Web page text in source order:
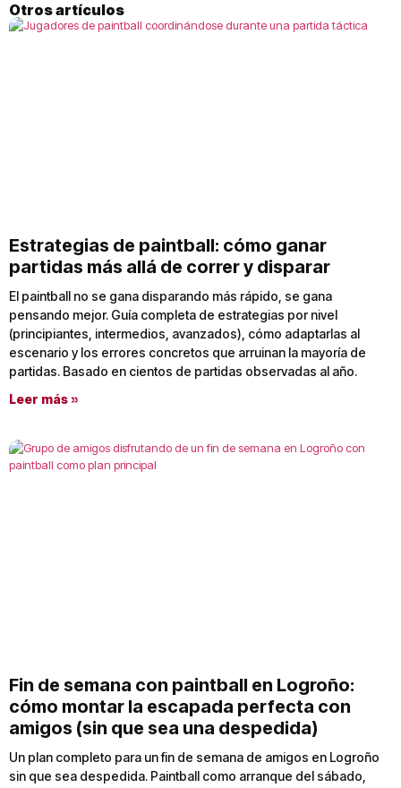
Otros artículos
Estrategias de paintball: cómo ganar
partidas más allá de correr y disparar
El paintball no se gana disparando más rápido, se gana
pensando mejor. Guía completa de estrategias por nivel
(principiantes, intermedios, avanzados), cómo adaptarlas al
escenario y los errores concretos que arruinan la mayoría de
partidas. Basado en cientos de partidas observadas al año.
Leer más »
Fin de semana con paintball en Logroño:
cómo montar la escapada perfecta con
amigos (sin que sea una despedida)
Un plan completo para un fin de semana de amigos en Logroño
sin que sea despedida. Paintball como arranque del sábado,